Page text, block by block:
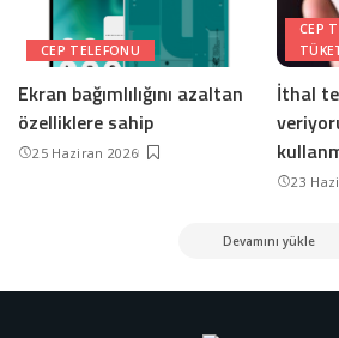
CEP TELEFONU
Ekran bağımlılığını azaltan
özelliklere sahip
25 Haziran 2026
CEP
İthal
23
Devamını yükle